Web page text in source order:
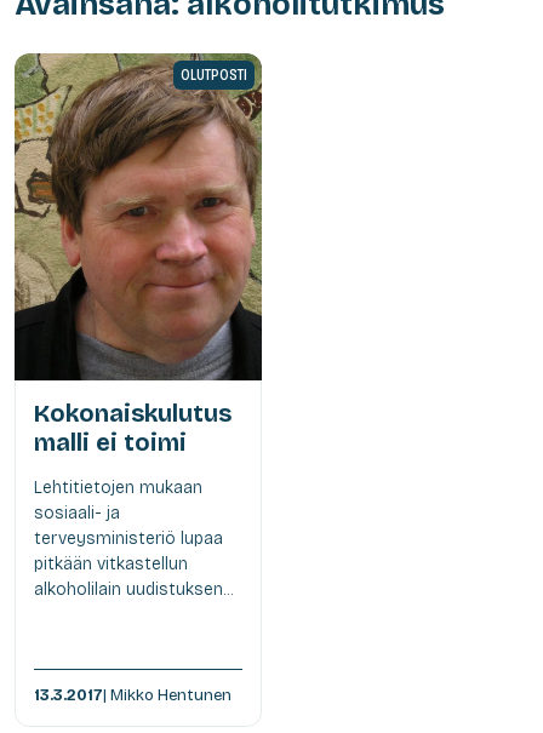
OLUTPOSTI
Kokonaiskulutus
malli ei toimi
Lehtitietojen mukaan
sosiaali- ja
terveysministeriö lupaa
pitkään vitkastellun
alkoholilain uudistuksen...
13.3.2017| Mikko Hentunen